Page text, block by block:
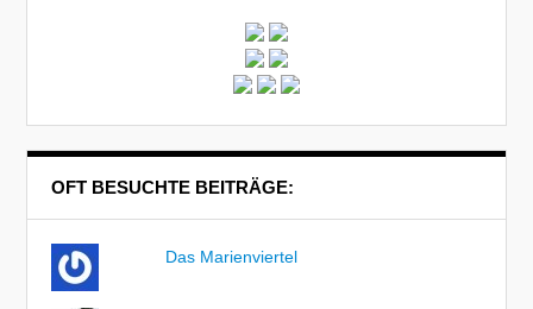
OFT BESUCHTE BEITRÄGE:
Das Marienviertel